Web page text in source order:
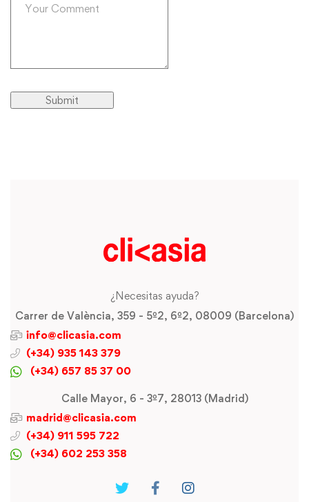
¿Necesitas ayuda?
Carrer de València, 359 - 5º2, 6º2, 08009 (Barcelona)
info@clicasia.com
(+34) 935 143 379
(+34) 657 85 37 00
Calle Mayor, 6 - 3º7, 28013 (Madrid)
madrid@clicasia.com
(+34) 911 595 722
(+34) 602 253 358